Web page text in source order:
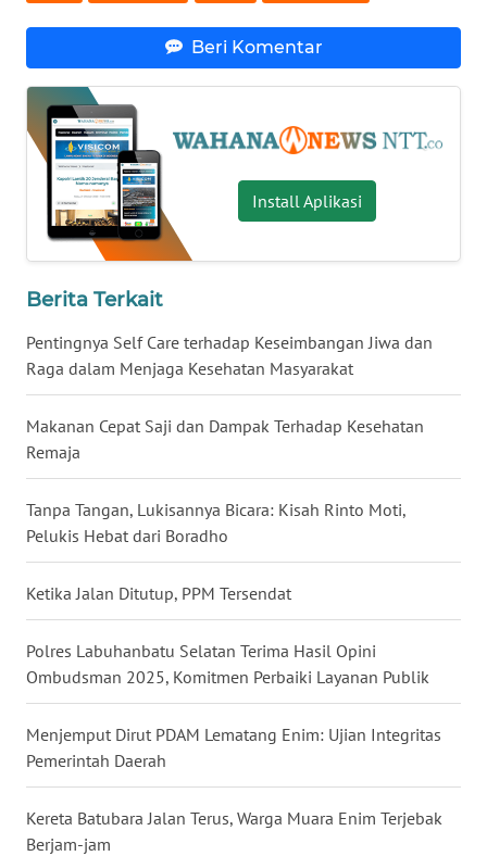
Beri Komentar
Install Aplikasi
Berita Terkait
Pentingnya Self Care terhadap Keseimbangan Jiwa dan
Raga dalam Menjaga Kesehatan Masyarakat
Makanan Cepat Saji dan Dampak Terhadap Kesehatan
Remaja
Tanpa Tangan, Lukisannya Bicara: Kisah Rinto Moti,
Pelukis Hebat dari Boradho
Ketika Jalan Ditutup, PPM Tersendat
Polres Labuhanbatu Selatan Terima Hasil Opini
Ombudsman 2025, Komitmen Perbaiki Layanan Publik
Menjemput Dirut PDAM Lematang Enim: Ujian Integritas
Pemerintah Daerah
Kereta Batubara Jalan Terus, Warga Muara Enim Terjebak
Berjam-jam
WN
KALTARA
WN
KALSEL
WN
WN
SULSEL
WN
GORONTALO
WN
SULUT
WN
MALUKU
WN